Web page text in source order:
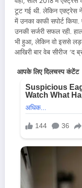
टूट गई थी. लेकिन एक्ट्रेस
में उनका काफी सपोर्ट
उनकी सर्जरी सफल रही.
भी हुआ, लेकिन वो इससे
आखिरी बार वेब सीरीज ‘द